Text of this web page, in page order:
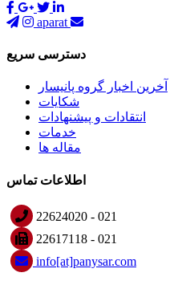
aparat
دسترسی سریع
آخرین اخبار گروه پانیسار
شکایات
انتقادات و پیشنهادات
خدمات
مقاله ها
اطلاعات تماس
22624020 - 021
22617118 - 021
info[at]panysar.com